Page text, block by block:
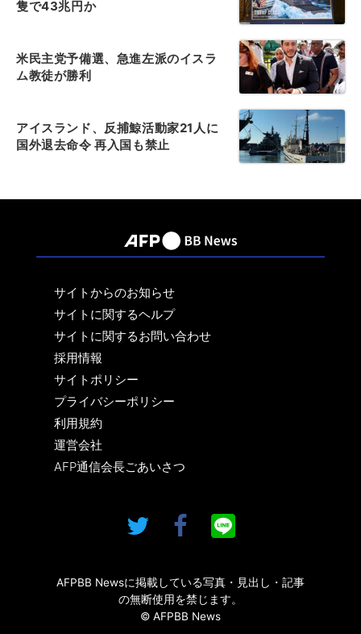
隻で43兆円か
米民主党予備選、急進左派のイスラ
ム教徒が勝利
アイスランド、反捕鯨活動家21人に
国外退去命令 再入国も禁止
サイトからのお知らせ
サイトに関するヘルプ
サイトに関するお問い合わせ
採用情報
サイトポリシー
プライバシーポリシー
利用規約
運営会社
AFP通信会長ごあいさつ
AFPBB Newsに掲載している写真・見出し・記事
の無断使用を禁じます。
© AFPBB News